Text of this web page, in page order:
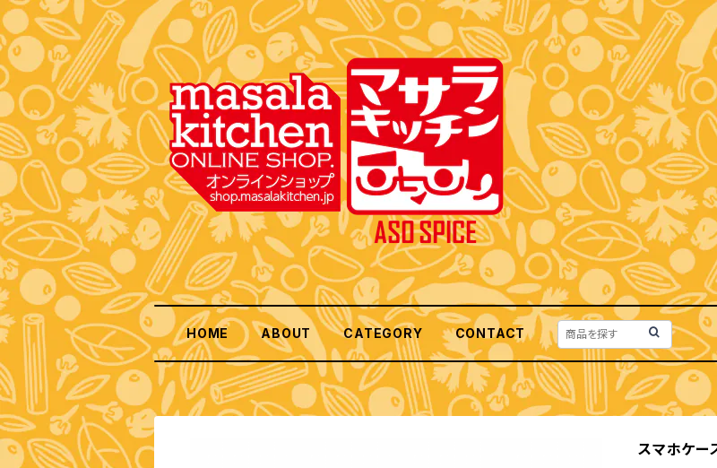
HOME ABOUT CATEGORY CONTACT
スマホケー